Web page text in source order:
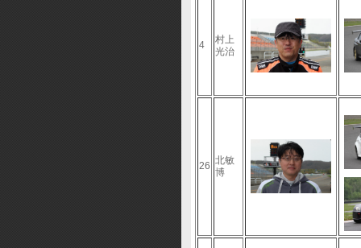
4
村上
光治
26 北敏
博